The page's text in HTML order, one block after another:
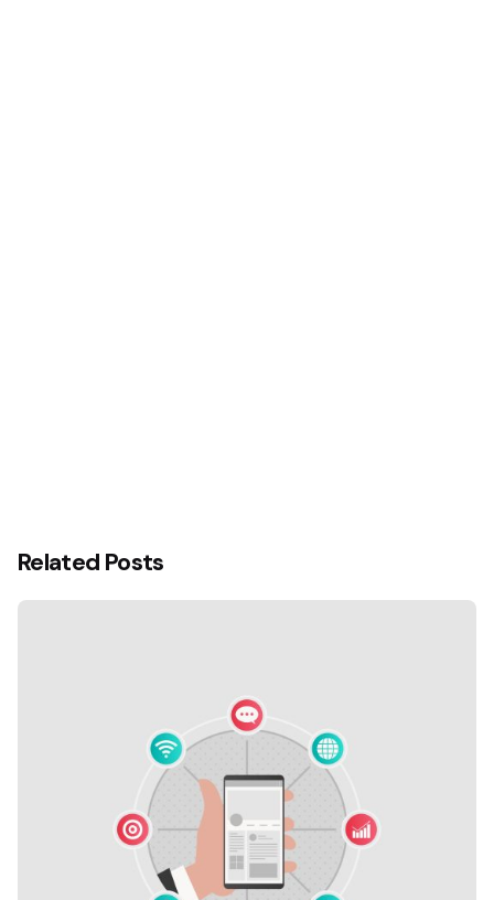
Related Posts